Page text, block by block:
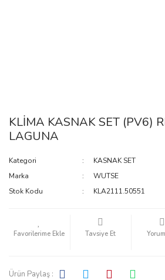
KLİMA KASNAK SET (PV6)
LAGUNA
Kategori
KASNAK SET
Marka
WUTSE
Stok Kodu
KLA2111.50551
Tavsiye Et
Ürün Paylaş :